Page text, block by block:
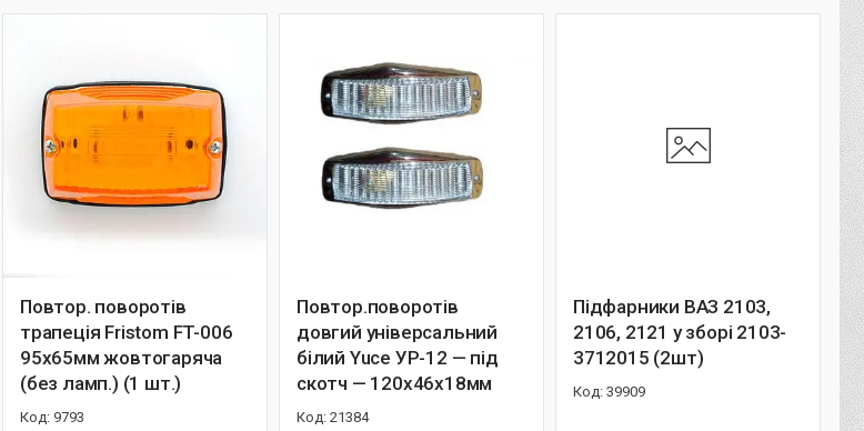
Повтор. поворотів
трапеція Fristom FT-006
95х65мм жовтогаряча
(без ламп.) (1 шт.)
9793
Повтор.поворотів
довгий універсальний
білий Yuce УР-12 — під
скотч — 120х46х18мм
21384
Підфарники ВАЗ 2103,
2106, 2121 у зборі 2103-
3712015 (2шт)
39909